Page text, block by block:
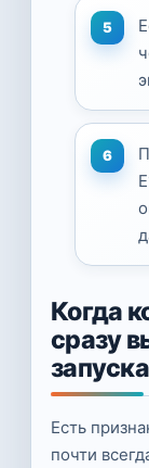
Когда
сразу
Есть
почти